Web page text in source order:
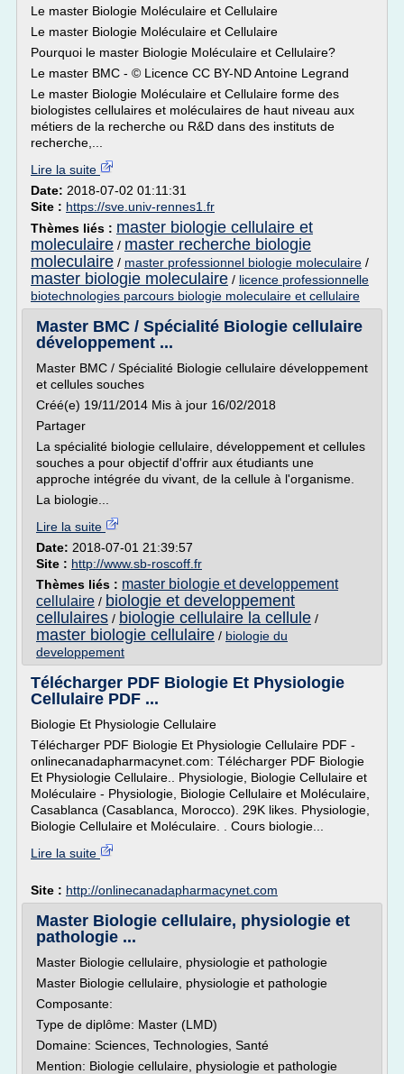
Le master Biologie Moléculaire et Cellulaire
Le master Biologie Moléculaire et Cellulaire
Pourquoi le master Biologie Moléculaire et Cellulaire?
Le master BMC - © Licence CC BY-ND Antoine Legrand
Le master Biologie Moléculaire et Cellulaire forme des
biologistes cellulaires et moléculaires de haut niveau aux
métiers de la recherche ou R&D dans des instituts de
recherche,...
Lire la suite
Date: 2018-07-02 01:11:31
Site : https://sve.univ-rennes1.fr
Thèmes liés : master biologie cellulaire et
moleculaire / master recherche biologie
moleculaire / master professionnel biologie moleculaire /
master biologie moleculaire / licence professionnelle
biotechnologies parcours biologie moleculaire et cellulaire
Master BMC / Spécialité Biologie cellulaire
développement ...
Master BMC / Spécialité Biologie cellulaire développement
et cellules souches
Créé(e) 19/11/2014 Mis à jour 16/02/2018
Partager
La spécialité biologie cellulaire, développement et cellules
souches a pour objectif d'offrir aux étudiants une
approche intégrée du vivant, de la cellule à l'organisme.
La biologie...
Lire la suite
Date: 2018-07-01 21:39:57
Site : http://www.sb-roscoff.fr
Thèmes liés : master biologie et developpement
cellulaire / biologie et developpement
cellulaires / biologie cellulaire la cellule /
master biologie cellulaire / biologie du
developpement
Télécharger PDF Biologie Et Physiologie
Cellulaire PDF ...
Biologie Et Physiologie Cellulaire
Télécharger PDF Biologie Et Physiologie Cellulaire PDF -
onlinecanadapharmacynet.com: Télécharger PDF Biologie
Et Physiologie Cellulaire.. Physiologie, Biologie Cellulaire et
Moléculaire - Physiologie, Biologie Cellulaire et Moléculaire,
Casablanca (Casablanca, Morocco). 29K likes. Physiologie,
Biologie Cellulaire et Moléculaire. . Cours biologie...
Lire la suite
Site : http://onlinecanadapharmacynet.com
Master Biologie cellulaire, physiologie et
pathologie ...
Master Biologie cellulaire, physiologie et pathologie
Master Biologie cellulaire, physiologie et pathologie
Composante:
Type de diplôme: Master (LMD)
Domaine: Sciences, Technologies, Santé
Mention: Biologie cellulaire, physiologie et pathologie